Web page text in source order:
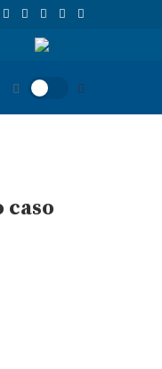
de despedida